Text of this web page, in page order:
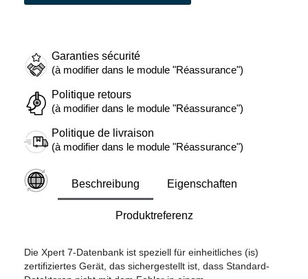
Garanties sécurité
(à modifier dans le module "Réassurance")
Politique retours
(à modifier dans le module "Réassurance")
Politique de livraison
(à modifier dans le module "Réassurance")
Beschreibung Eigenschaften
Produktreferenz
Die Xpert 7-Datenbank ist speziell für einheitliches (is)
zertifiziertes Gerät, das sichergestellt ist, dass Standard-